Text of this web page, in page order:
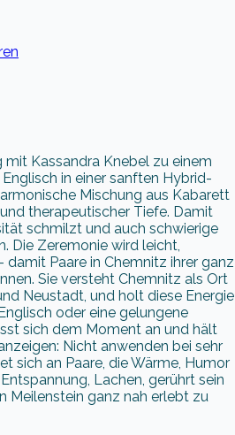
mit Kassandra Knebel zu einem
in einer sanften Hybrid-
Mischung aus Kabarett
therapeutischer Tiefe. Damit
schmilzt und auch schwierige
Die Zeremonie wird leicht,
Paare in Chemnitz ihrer ganz
Sie versteht Chemnitz als Ort
Neustadt, und holt diese Energie
oder eine gelungene
sich dem Moment an und hält
Nicht anwenden bei sehr
sich an Paare, die Wärme, Humor
Lachen, gerührt sein
Meilenstein ganz nah erlebt zu